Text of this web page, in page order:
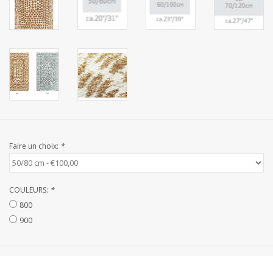
ARTICLES CADEAUX
Linge de Plage
Yacht et voiliers, serviettes
Vêtements d'intérieur et de
nuit (FEMMES)
Faire un choix: *
COULEURS: *
800
900